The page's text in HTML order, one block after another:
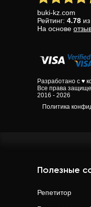
buki-kz.com
Рейтинг: 4.78 из
На основе
Разработано с ♥
Все права
2016 - 2026
Политика
Полезные
Репетитор